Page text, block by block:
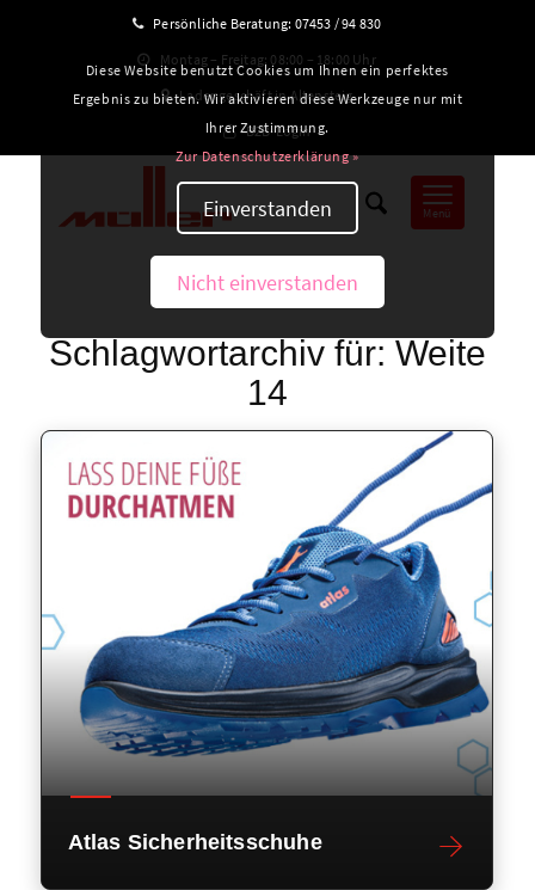
Persönliche Beratung: 07453 / 94 830
Montag – Freitag: 08:00 – 18:00 Uhr
Ladengeschäft in Altensteig
B2B-Login
Menü
Schlagwortarchiv für: Weite
14
Atlas Sicherheitsschuhe
Diese Website benutzt Cookies um Ihnen ein perfektes
Ergebnis zu bieten. Wir aktivieren diese Werkzeuge nur mit
Ihrer Zustimmung.
Zur Datenschutzerklärung »
Einverstanden
Nicht einverstanden